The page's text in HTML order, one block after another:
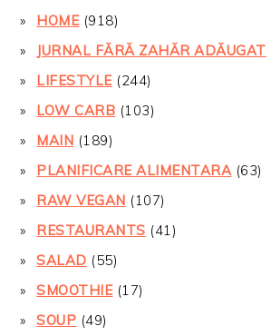
HOME(918)
JURNAL FĂRĂ ZAHĂR ADĂUGAT
LIFESTYLE(244)
LOW CARB (103)
MAIN (189)
PLANIFICARE ALIMENTARA (63)
RAW VEGAN (107)
RESTAURANTS (41)
SALAD (55)
SMOOTHIE(17)
SOUP (49)